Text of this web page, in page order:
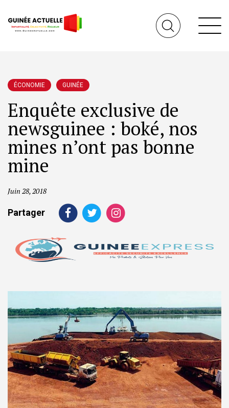
ÉCONOMIE GUINÉE
Enquête exclusive de
newsguinee : boké, nos
mines n’ont pas bonne
mine
Juin 28, 2018
Partager